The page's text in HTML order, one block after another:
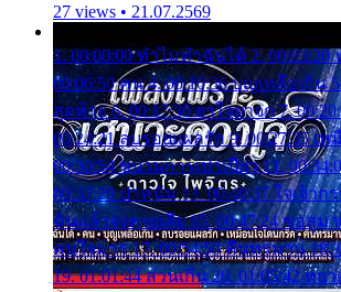
27 views • 21.07.2569
1. 00:00:00 ทำไมทำฉันได้ 2.
00:06:50 คน 4. 00:10:36 บุญเหลือเกิน
สุดท้าย 6. 00:17:30 ยาใจยาจก 7.
00:24:21 ลบรอยแผลรัก 9. 00:27:35 เ
00:30:54 ขบวนการเปาเปียว 11.
00:37:20 ปาหนัน 13. 00:40:37 ใจเจ้าก
ฉันแล้วจงตายเสีย 15. 00:47:24 ขอสูมา
คนใจมาร 17. 00:54:50 คืนทรมาน 18.
19. 01:01:44 ส่วนเกิน 20. 01:05:42 ห